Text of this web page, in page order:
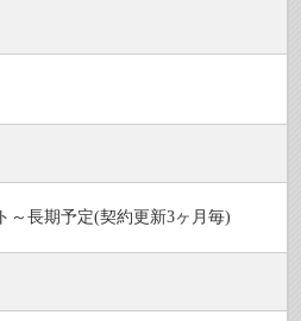
長期予定(契約更新3ヶ月毎)